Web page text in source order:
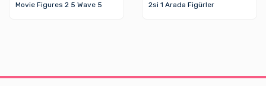
Movie Figures 2 5 Wave 5
2si 1 Arada Figürler